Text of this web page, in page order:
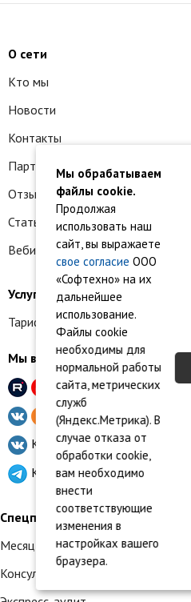
О сети
Кто мы
Новости
Контакты
Партнеры 1С:БО
Отзывы клиентов
Статьи и вопросы
Вебинары для клиентов
Услуги и тарифы
Тарифы на услуги 1С:БО
Мы в социальных сетях
Вебинары, отзывы
Новости бухучета
Клуб партнеров1С:БО
Канал для партнеров
Спецпредложения
Месяц обслуживания бесплатно
Консультация по налогообложению
Мы обрабатываем
файлы cookie.
Продолжая
использовать наш
сайт, вы выражаете
свое согласие ООО
«Софтехно» на их
дальнейшее
использование.
Файлы cookie
необходимы для
нормальной работы
сайта, метрических
служб
(Яндекс.Метрика). В
случае отказа от
обработки cookie,
вам необходимо
внести
соответствующие
изменения в
настройках вашего
браузера.